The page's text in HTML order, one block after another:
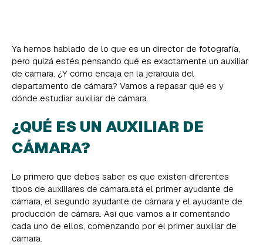
Ya hemos hablado de lo que es un director de fotografía,
pero quizá estés pensando qué es exactamente un auxiliar
de cámara. ¿Y cómo encaja en la jerarquía del
departamento de cámara? Vamos a repasar qué es y
dónde estudiar auxiliar de cámara
¿QUÉ ES UN AUXILIAR DE
CÁMARA?
Lo primero que debes saber es que existen diferentes
tipos de auxiliares de cámara.stá el primer ayudante de
cámara, el segundo ayudante de cámara y el ayudante de
producción de cámara. Así que vamos a ir comentando
cada uno de ellos, comenzando por el primer auxiliar de
cámara.